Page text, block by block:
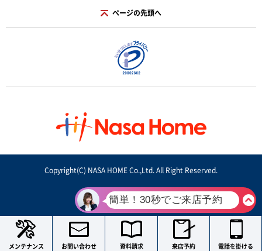
ページの先頭へ
Copyright(C) NASA HOME Co.,Ltd. All Right Reserved.
メンテナンス お問い合わせ 資料請求 来店予約 電話を掛ける